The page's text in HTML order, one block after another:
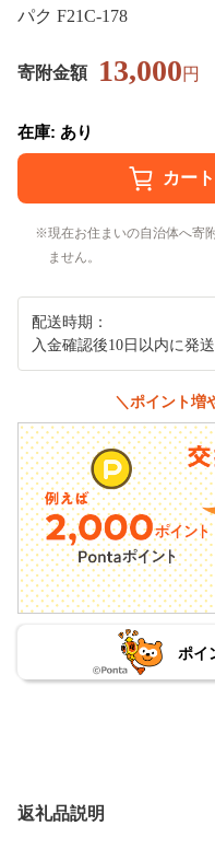
パク F21C-178
寄附金額 13,000円
在庫: あり
現在お住まいの自治体へ寄
ません。
配送時期：
入金確認後10日以内に発送
＼ポイント増
ポイ
返礼品説明